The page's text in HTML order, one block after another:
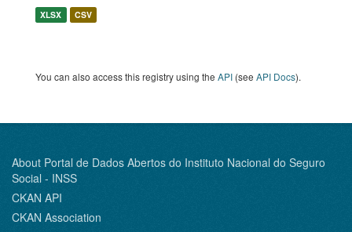
XLSX CSV
You can also access this registry using the API (see API Docs).
About Portal de Dados Abertos do Instituto Nacional do Seguro
Social - INSS
CKAN API
CKAN Association